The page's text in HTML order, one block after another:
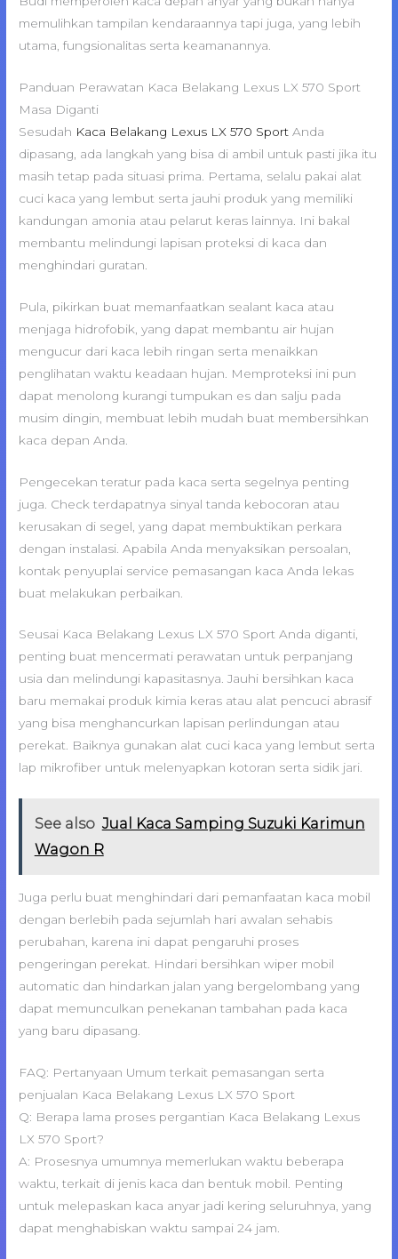
memulihkan tampilan kendaraannya tapi juga, yang lebih
utama, fungsionalitas serta keamanannya.
Panduan Perawatan Kaca Belakang Lexus LX 570 Sport
Masa Diganti
Sesudah Kaca Belakang Lexus LX 570 Sport Anda
dipasang, ada langkah yang bisa di ambil untuk pasti jika itu
masih tetap pada situasi prima. Pertama, selalu pakai alat
cuci kaca yang lembut serta jauhi produk yang memiliki
kandungan amonia atau pelarut keras lainnya. Ini bakal
membantu melindungi lapisan proteksi di kaca dan
menghindari guratan.
Pula, pikirkan buat memanfaatkan sealant kaca atau
menjaga hidrofobik, yang dapat membantu air hujan
mengucur dari kaca lebih ringan serta menaikkan
penglihatan waktu keadaan hujan. Memproteksi ini pun
dapat menolong kurangi tumpukan es dan salju pada
musim dingin, membuat lebih mudah buat membersihkan
kaca depan Anda.
Pengecekan teratur pada kaca serta segelnya penting
juga. Check terdapatnya sinyal tanda kebocoran atau
kerusakan di segel, yang dapat membuktikan perkara
dengan instalasi. Apabila Anda menyaksikan persoalan,
kontak penyuplai service pemasangan kaca Anda lekas
buat melakukan perbaikan.
Seusai Kaca Belakang Lexus LX 570 Sport Anda diganti,
penting buat mencermati perawatan untuk perpanjang
usia dan melindungi kapasitasnya. Jauhi bersihkan kaca
baru memakai produk kimia keras atau alat pencuci abrasif
yang bisa menghancurkan lapisan perlindungan atau
perekat. Baiknya gunakan alat cuci kaca yang lembut serta
lap mikrofiber untuk melenyapkan kotoran serta sidik jari.
See also Jual Kaca Samping Suzuki Karimun
Wagon R
Juga perlu buat menghindari dari pemanfaatan kaca mobil
dengan berlebih pada sejumlah hari awalan sehabis
perubahan, karena ini dapat pengaruhi proses
pengeringan perekat. Hindari bersihkan wiper mobil
automatic dan hindarkan jalan yang bergelombang yang
dapat memunculkan penekanan tambahan pada kaca
yang baru dipasang.
FAQ: Pertanyaan Umum terkait pemasangan serta
penjualan Kaca Belakang Lexus LX 570 Sport
Q: Berapa lama proses pergantian Kaca Belakang Lexus
LX 570 Sport?
A: Prosesnya umumnya memerlukan waktu beberapa
waktu, terkait di jenis kaca dan bentuk mobil. Penting
untuk melepaskan kaca anyar jadi kering seluruhnya, yang
dapat menghabiskan waktu sampai 24 jam.